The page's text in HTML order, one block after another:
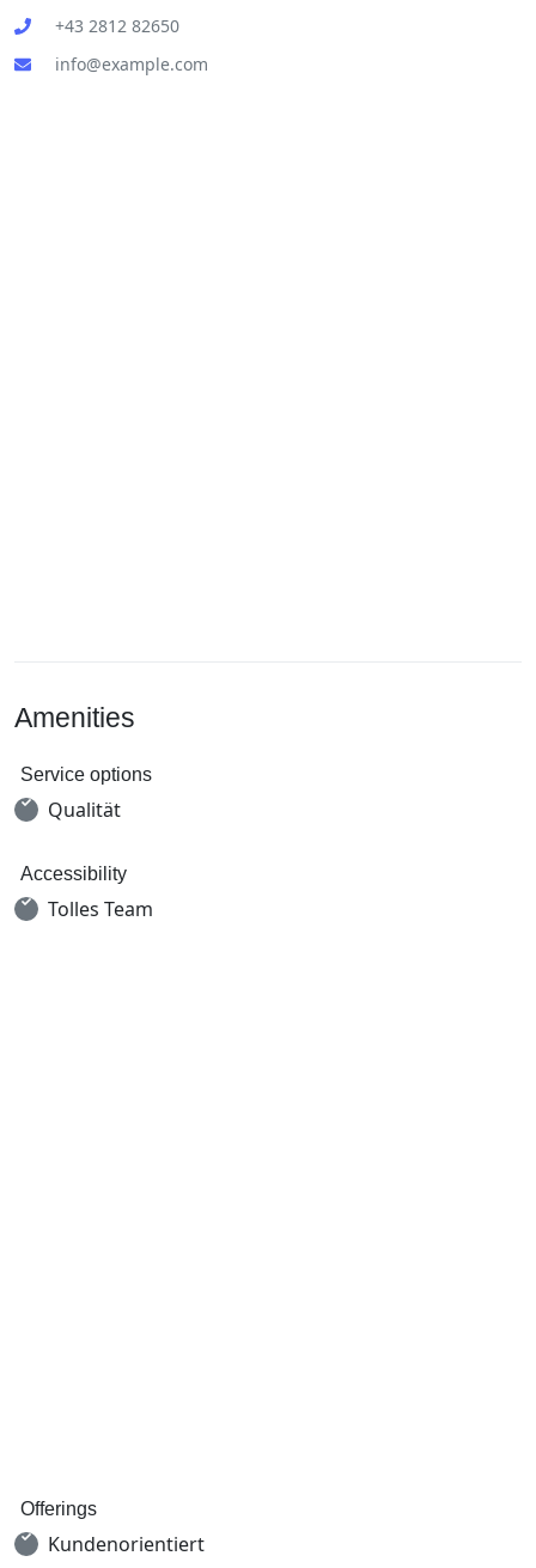
+43 2812 82650
info@example.com
Amenities
Service options
Qualität
Accessibility
Tolles Team
Offerings
Kundenorientiert